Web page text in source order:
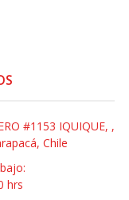
#1153 IQUIQUE, ,
Chile
hrs